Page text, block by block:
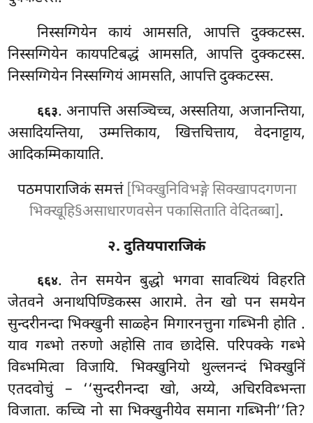
निस्सग्गियेन कायं आमसति, आपत्ति दुक्कटस्स.
निस्सग्गियेन कायपटिबद्धं आमसति, आपत्ति दुक्कटस्स.
निस्सग्गियेन निस्सग्गियं आमसति, आपत्ति दुक्कटस्स.
६६३. अनापत्ति असञ्चिच्च, अस्सतिया, अजानन्तिया,
असादियन्तिया, उम्मत्तिकाय, खित्तचित्ताय, वेदनाट्टाय,
आदिकम्मिकायाति.
पठमपाराजिकं समत्तं [भिक्खुनिविभङ्गे सिक्खापदगणना
भिक्खूहि§असाधारणवसेन पकासिताति वेदितब्बा].
२. दुतियपाराजिकं
६६४. तेनसमयेन बुद्धो भगवा सावत्थियं विहरति
जेतवने अनाथपिण्डिकस्स आरामे. तेन खो पन समयेन
सुन्दरीनन्दा भिक्खुनी साळ्हेन मिगारनत्तुना गब्भिनी होति .
याव गब्भो तरुणो अहोसि ताव छादेसि. परिपक्के गब्भे
विब्भमित्वा विजायि. भिक्खुनियो थुल्लनन्दं भिक्खुनिं
एतदवोचुं – ‘‘सुन्दरीनन्दा खो, अय्ये, अचिरविब्भन्ता
विजाता. कच्चि नो सा भिक्खुनीयेव समाना गब्भिनी’’ति?